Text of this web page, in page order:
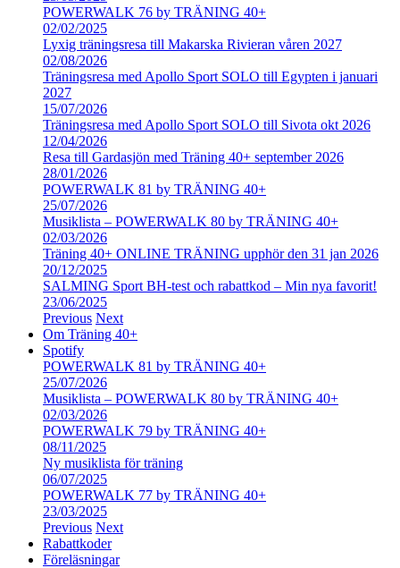
POWERWALK 76 by TRÄNING 40+
02/02/2025
Lyxig träningsresa till Makarska Rivieran våren 2027
02/08/2026
Träningsresa med Apollo Sport SOLO till Egypten i januari
2027
15/07/2026
Träningsresa med Apollo Sport SOLO till Sivota okt 2026
12/04/2026
Resa till Gardasjön med Träning 40+ september 2026
28/01/2026
POWERWALK 81 by TRÄNING 40+
25/07/2026
Musiklista – POWERWALK 80 by TRÄNING 40+
02/03/2026
Träning 40+ ONLINE TRÄNING upphör den 31 jan 2026
20/12/2025
SALMING Sport BH-test och rabattkod – Min nya favorit!
23/06/2025
Previous Next
Om Träning 40+
Spotify
POWERWALK 81 by TRÄNING 40+
25/07/2026
Musiklista – POWERWALK 80 by TRÄNING 40+
02/03/2026
POWERWALK 79 by TRÄNING 40+
08/11/2025
Ny musiklista för träning
06/07/2025
POWERWALK 77 by TRÄNING 40+
23/03/2025
Previous Next
Rabattkoder
Föreläsningar